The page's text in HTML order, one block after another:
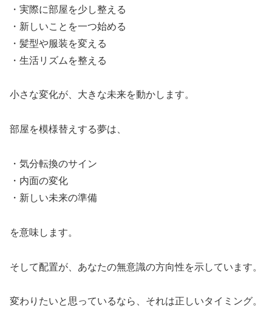
・実際に部屋を少し整える
・新しいことを一つ始める
・髪型や服装を変える
・生活リズムを整える
小さな変化が、大きな未来を動かします。
部屋を模様替えする夢は、
・気分転換のサイン
・内面の変化
・新しい未来の準備
を意味します。
そして配置が、あなたの無意識の方向性を示しています。
変わりたいと思っているなら、それは正しいタイミング。